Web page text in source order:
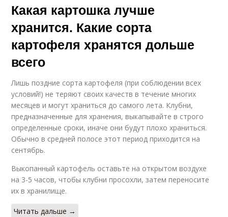
Какая картошка лучше
хранится. Какие сорта
картофеля хранятся дольше
всего
Лишь поздние сорта картофеля (при соблюдении всех
условий!) не теряют своих качеств в течение многих
месяцев и могут храниться до самого лета. Клубни,
предназначенные для хранения, выкапывайте в строго
определенные сроки, иначе они будут плохо храниться.
Обычно в средней полосе этот период приходится на
сентябрь.
Выкопанный картофель оставьте на открытом воздухе
на 3-5 часов, чтобы клубни просохли, затем переносите
их в хранилище.
Читать дальше →